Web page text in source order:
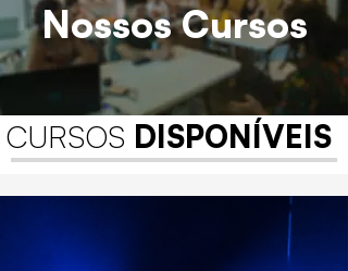
Nossos Cursos
CURSOS DISPONÍVEIS